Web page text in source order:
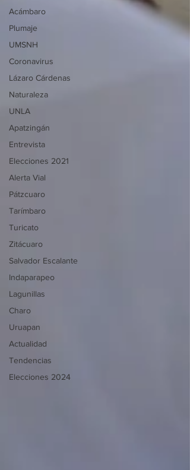
Acámbaro
Plumaje
UMSNH
Coronavirus
Lázaro Cárdenas
Naturaleza
UNLA
Apatzingán
Entrevista
Elecciones 2021
Alerta Vial
Pátzcuaro
Tarímbaro
Turicato
Zitácuaro
Salvador Escalante
Indaparapeo
Lagunillas
Charo
Uruapan
Actualidad
Tendencias
Elecciones 2024